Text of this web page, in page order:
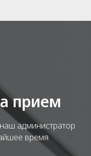
прием
администратор
время